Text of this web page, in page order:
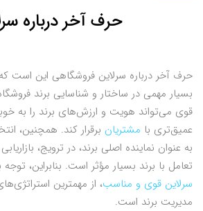
حرف آخر درباره
حرف آخر درباره سرلاین فروشگاهی این است
بسیار مهمی در ساختار و شناسایی برند
قوی می‌تواند هویت و ارزش‌های برند را به
عمیق‌تری با مشتریان برقرار کند. همچنین،
به عنوان نماینده اصلی برند، در ترویج،
تعامل با برند بسیار مؤثر است. بنابراین،
سرلاین قوی و مناسب، از مهمترین
مدیریت برند است.